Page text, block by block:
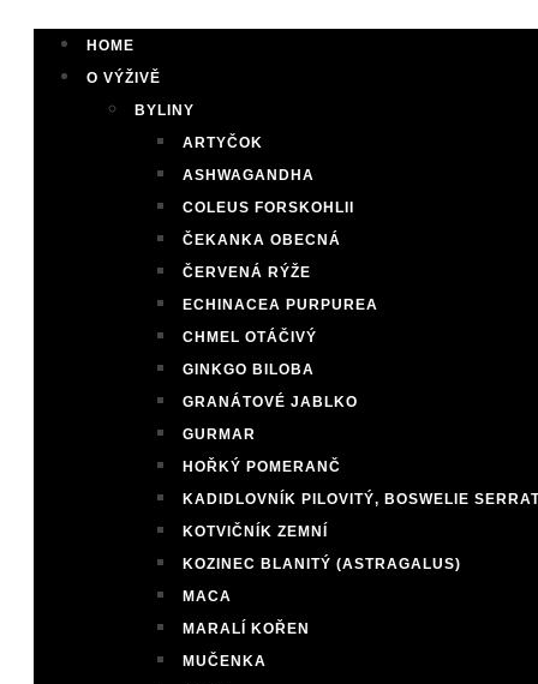
HOME
O VÝŽIVĚ
BYLINY
ARTYČOK
ASHWAGANDHA
COLEUS FORSKOHLII
ČEKANKA OBECNÁ
ČERVENÁ RÝŽE
ECHINACEA PURPUREA
CHMEL OTÁČIVÝ
GINKGO BILOBA
GRANÁTOVÉ JABLKO
GURMAR
HOŘKÝ POMERANČ
KADIDLOVNÍK PILOVITÝ, BOSWELIE
KOTVIČNÍK ZEMNÍ
KOZINEC BLANITÝ (ASTRAGALUS)
MACA
MARALÍ KOŘEN
MUČENKA